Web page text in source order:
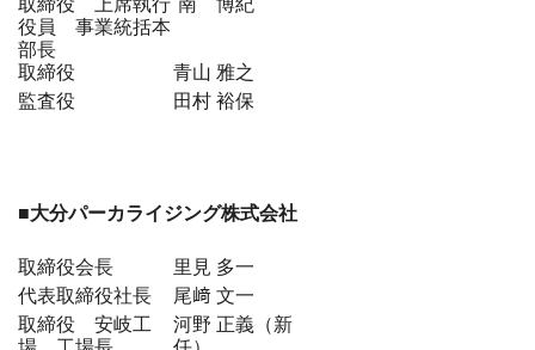
役員 事業統括本
部長
取締役
青山 雅之
監査役
田村 裕保
■大分パーカライジング株式会社
取締役会長
里見 多一
代表取締役社長
尾﨑 文一
取締役 安岐工
河野 正義（新